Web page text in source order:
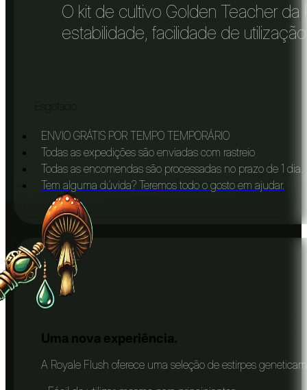
O kit de cultivo Golden Teacher
estabilidade, facilidade de
ENVIO GRÁTIS POR TEMPO TEMPORÁRIO
Todas as expedições são enviadas com rastreio
Todas as encomendas são processadas no prazo de 1 dia.
Tem alguma dúvida? Teremos todo o gosto em ajudar.
Uma nova experiência.
A Royale Flush oferece uma seleção de estirpes